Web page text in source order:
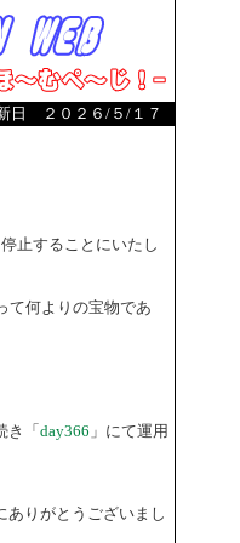
日 ２０２６/５/１７
止することにいたし
て何よりの宝物であ
き「 day366 」にて運用
ありがとうございまし